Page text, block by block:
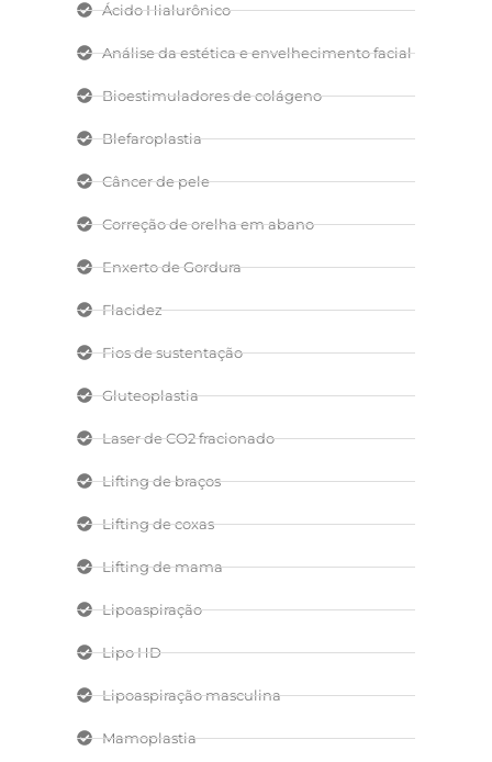
Ácido Hialurônico
Análise da estética e envelhecimento facial
Bioestimuladores de colágeno
Blefaroplastia
Câncer de pele
Correção de orelha em abano
Enxerto de Gordura
Flacidez
Fios de sustentação
Gluteoplastia
Laser de CO2 fracionado
Lifting de braços
Lifting de coxas
Lifting de mama
Lipoaspiração
Lipo HD
Lipoaspiração masculina
Mamoplastia